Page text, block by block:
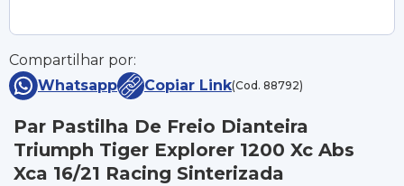
Compartilhar por:
Whatsapp
Copiar Link(Cod. 88792)
Par Pastilha De Freio Dianteira
Triumph Tiger Explorer 1200 Xc Abs
Xca 16/21 Racing Sinterizada